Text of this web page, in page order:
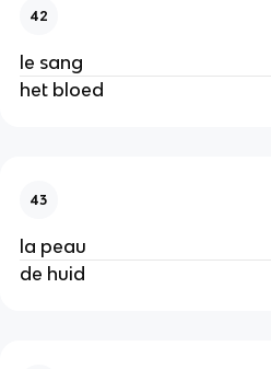
42
le sang
het bloed
43
la peau
de huid